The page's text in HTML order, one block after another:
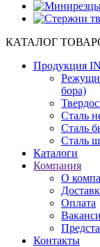
КАТАЛОГ
Продукция
бора)
Сталь
Сталь
Сталь
Каталоги
Компания
О
Оплата
Контакты